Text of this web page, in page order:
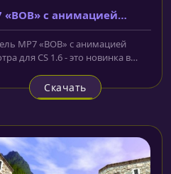
«BOB» с анимацией
MP7 «BOB» с анимацией
для CS 1.6 - это новинка в
Скачать